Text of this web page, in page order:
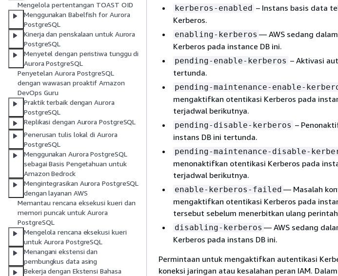
Mengelola pertentangan TOAST OID
Menggunakan Babelfish for Aurora
PostgreSQL
Kinerja dan penskalaan untuk Aurora
PostgreSQL
Menyetel dengan peristiwa tunggu di
Aurora PostgreSQL
Penyetelan Aurora PostgreSQL
dengan wawasan proaktif Amazon
DevOps Guru
Praktik terbaik dengan Aurora
PostgreSQL
Replikasi dengan Aurora PostgreSQL
Penerusan tulis lokal di Aurora
PostgreSQL
Menggunakan Aurora PostgreSQL
sebagai Basis Pengetahuan untuk
Amazon Bedrock
Mengintegrasikan Aurora PostgreSQL
dengan layanan AWS
Memantau rencana eksekusi kueri dan
memori puncak untuk Aurora
PostgreSQL
Mengelola rencana eksekusi kueri
untuk Aurora PostgreSQL
Menangani ekstensi dan
pembungkus data asing
Bekerja dengan Ekstensi Bahasa
kerberos-enabled – Instans basis data
Kerberos.
enabling-kerberos — AWS sedang
Kerberos pada instance DB ini.
pending-enable-kerberos – Aktivasi
tertunda.
pending-maintenance-enable-
mengaktifkan otentikasi Kerberos pada
terjadwal berikutnya.
pending-disable-kerberos –
instans DB ini tertunda.
pending-maintenance-disable-
menonaktifkan otentikasi Kerberos pada
terjadwal berikutnya.
enable-kerberos-failed — Masalah
mengaktifkan otentikasi Kerberos pada
tersebut sebelum menerbitkan ulang
disabling-kerberos — AWS sedang
Kerberos pada instans DB ini.
Permintaan untuk mengaktifkan autentikasi
koneksi jaringan atau kesalahan peran IAM.